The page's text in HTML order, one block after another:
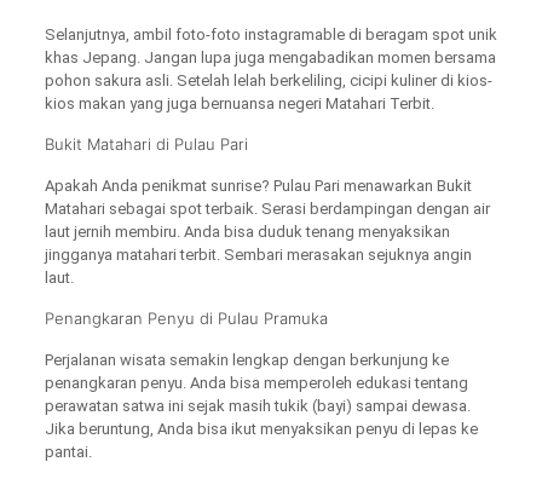
Selanjutnya, ambil foto-foto instagramable di beragam spot unik
khas Jepang. Jangan lupa juga mengabadikan momen bersama
pohon sakura asli. Setelah lelah berkeliling, cicipi kuliner di kios-
kios makan yang juga bernuansa negeri Matahari Terbit.
Bukit Matahari di Pulau Pari
Apakah Anda penikmat sunrise? Pulau Pari menawarkan Bukit
Matahari sebagai spot terbaik. Serasi berdampingan dengan air
laut jernih membiru. Anda bisa duduk tenang menyaksikan
jingganya matahari terbit. Sembari merasakan sejuknya angin
laut.
Penangkaran Penyu di Pulau Pramuka
Perjalanan wisata semakin lengkap dengan berkunjung ke
penangkaran penyu. Anda bisa memperoleh edukasi tentang
perawatan satwa ini sejak masih tukik (bayi) sampai dewasa.
Jika beruntung, Anda bisa ikut menyaksikan penyu di lepas ke
pantai.